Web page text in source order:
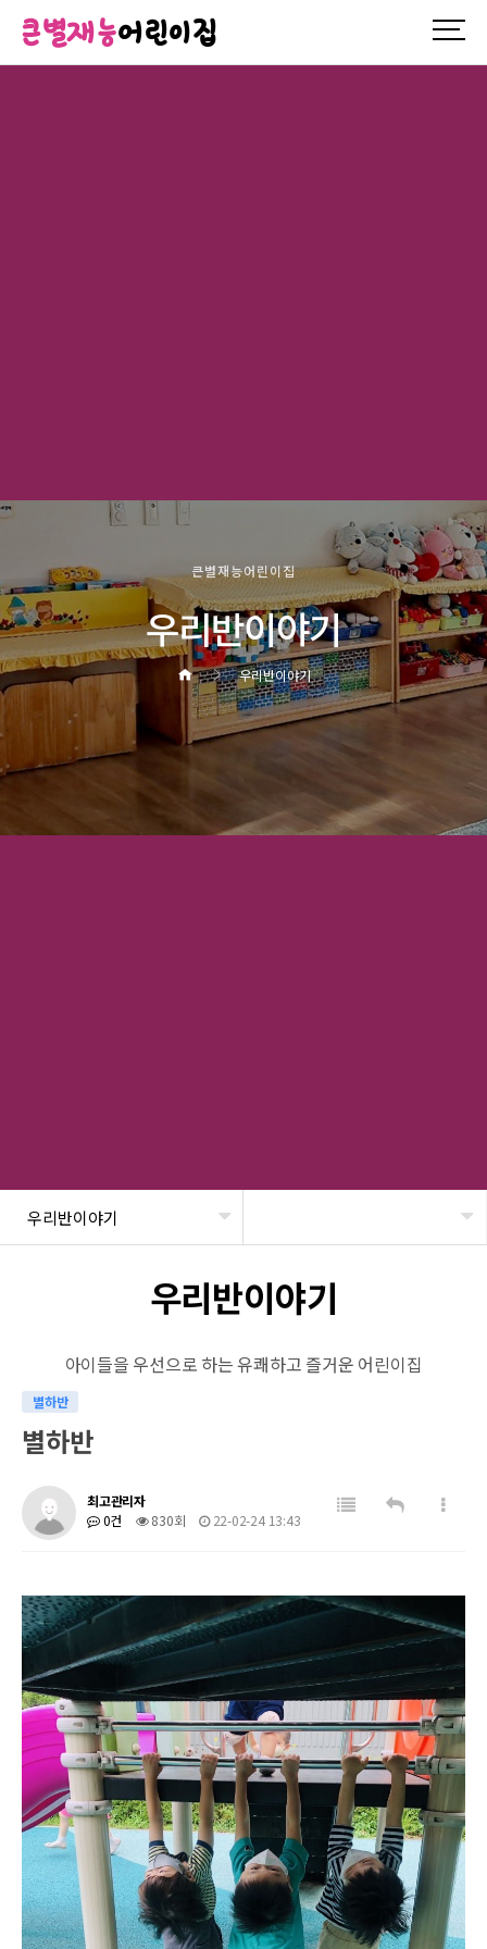
큰별재능어린이집
큰별재능어린이집
우리반이야기
우리반이야기
우리반이야기
우리반이야기
아이들을 우선으로 하는 유쾌하고 즐거운 어린이집
별하반
별하반
최고관리자
0건
830회 22-02-24 13:43